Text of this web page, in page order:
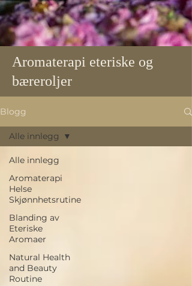
Aromaterapi eteriske og
bæreroljer
Blogg
Alle innlegg
Aromaterapi
Helse
Skjønnhetsrutine
Blanding av
Eteriske
Aromaer
Natural Health
and Beauty
Routine
Alle innlegg